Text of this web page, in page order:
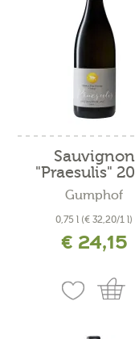
Sauvignon
"Praesulis"
Gumphof
0,75 l (€ 32,20/1 l)
€ 24,15